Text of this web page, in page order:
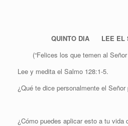
QUINTO DIA LEE EL
(“Felices los que temen al
Lee y medita el Salmo 128:1-5.
¿Qué te dice personalmente el
¿Cómo puedes aplicar esto a tu vida